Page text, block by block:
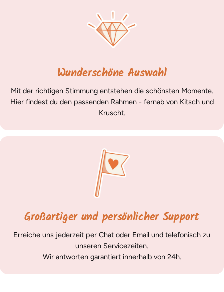
Wunderschöne Auswahl
Mit der richtigen Stimmung entstehen die schönsten Momente.
Hier findest du den passenden Rahmen - fernab von Kitsch und
Kruscht.
Großartiger und persönlicher Support
Erreiche uns jederzeit per Chat oder Email und telefonisch zu
unseren Servicezeiten.
Wir antworten garantiert innerhalb von 24h.